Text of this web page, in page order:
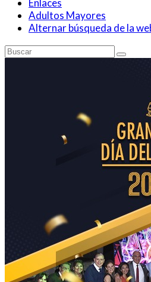
Enlaces
Adultos Mayores
Alternar búsqueda de la